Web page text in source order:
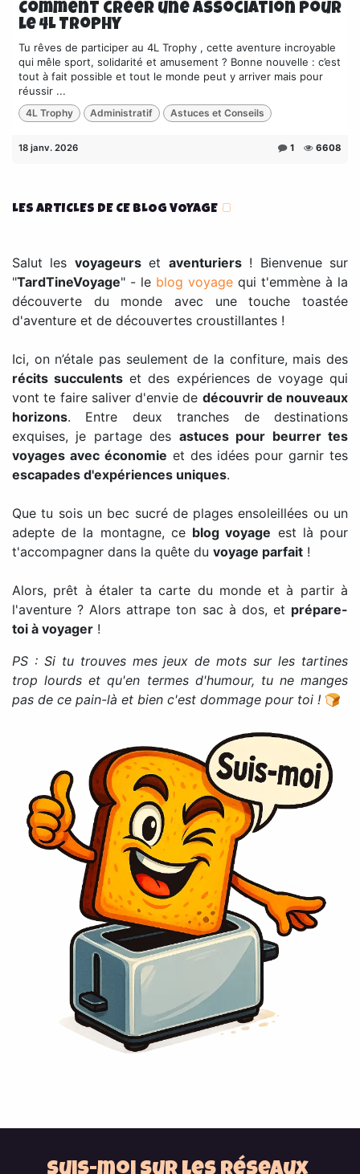
Comment créer une association pour
le 4L Trophy
Tu rêves de participer au 4L Trophy , cette aventure incroyable
qui mêle sport, solidarité et amusement ? Bonne nouvelle : c’est
tout à fait possible et tout le monde peut y arriver mais pour
réussir ...
4L Trophy Administratif Astuces et Conseils
18 janv. 2026 1 6608
LES ARTICLES DE CE BLOG VOYAGE 🍞
Salut les voyageurset aventuriers! Bienvenue sur
"TardTineVoyage" - le blog voyage qui t'emmène à la
découverte du monde avec une touche toastée
d'aventure et de découvertes croustillantes !
Ici, on n’étale pas seulement de la confiture, mais des
récits succulents et des expériences de voyage qui
vont te faire saliver d'envie de découvrir de nouveaux
horizons. Entre deux tranches de destinations
exquises, je partage des astuces pour beurrer tes
voyages avec économie et des idées pour garnir tes
escapades d'expériences uniques.
Que tu sois un bec sucré de plages ensoleillées ou un
adepte de la montagne, ce blog voyage est là pour
t'accompagner dans la quête du voyage parfait !
Alors, prêt à étaler ta carte du monde et à partir à
l'aventure ? Alors attrape ton sac à dos, et prépare-
toi à voyager !
PS : Si tu trouves mes jeux de mots sur les tartines
trop lourds et qu'en termes d'humour, tu ne manges
pas de ce pain-là et bien c'est dommage pour toi ! 🍞